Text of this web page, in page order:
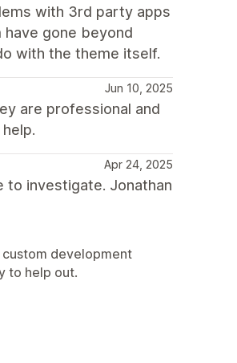
with 3rd party apps
gone beyond
with the theme itself.
Jun 10, 2025
are professional and
Apr 24, 2025
to investigate. Jonathan
custom development
to help out.